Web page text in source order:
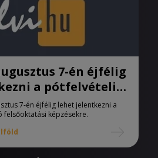
7-én éjfélig
a pótfelvételi
7-én éjfélig lehet jelentkezni a
képzésekre.